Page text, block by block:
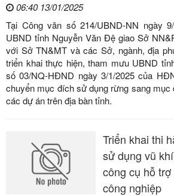
06:40 13/01/2025
Tại Công văn số 214/UBND-NN ngày
UBND tỉnh Nguyễn Văn Đệ giao Sở
với Sở TN&MT và các Sở, ngành, địa
triển khai thực hiện, tham mưu UBND
số 03/NQ-HĐND ngày 3/1/2025 của
chuyển mục đích sử dụng rừng sang
các dự án trên địa bàn tỉnh.
Triển khai thi
sử dụng vũ
công cụ hỗ
công nghiệp